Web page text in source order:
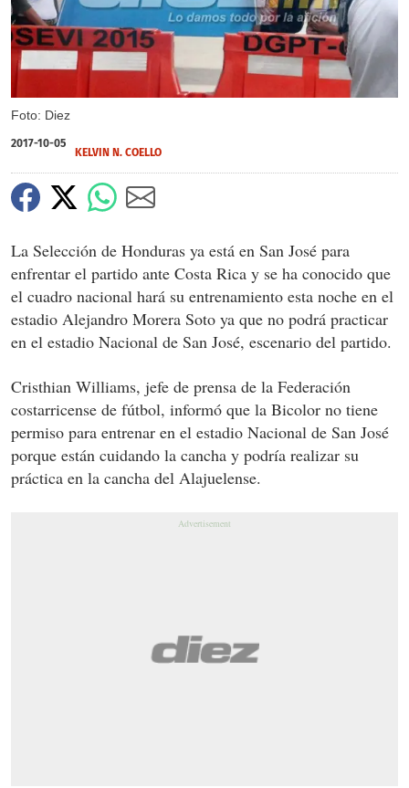
Foto: Diez
2017-10-05
KELVIN N. COELLO
La Selección de Honduras ya está en San José para
enfrentar el partido ante Costa Rica y se ha conocido que
el cuadro nacional hará su entrenamiento esta noche en el
estadio Alejandro Morera Soto ya que no podrá practicar
en el estadio Nacional de San José, escenario del partido.
Cristhian Williams, jefe de prensa de la Federación
costarricense de fútbol, informó que la Bicolor no tiene
permiso para entrenar en el estadio Nacional de San José
porque están cuidando la cancha y podría realizar su
práctica en la cancha del Alajuelense.